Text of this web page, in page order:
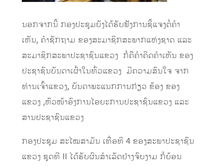
ນອກຈາກນີ້ ກອງປະຊຸມຍັງໄດ້ຮັບຟັງການຊີ້ແຈງຕໍ່ຄໍາ
ເຫັນ, ຄໍາຊັກຖາມ ຂອງສະມາຊິກສະພາກແຫ່ງຊາດ ແລະ
ສະມາຊິກສະພາປະຊາຊົນແຂວງ ກໍ່ຄືຄຳຄິດຄຳເຫັນ ຂອງ
ປະຊາຊົນບັນດາເຜົ່າໃນທົ່ວແຂວງ ມີຄວາມສົນໃຈ ຈາກ
ທ່ານເຈົ້າແຂວງ, ບັນດາພະແນກການກ່ຽວ ຂ້ອງ ຂອງ
ແຂວງ ,ຫົວໜ້າອົງການໄອຍະການປະຊາຊົນແຂວງ ແລະ
ສານປະຊາຊົນແຂວງ
ກອງປະຊຸມ ສະໄໝສາມັນ ເທື່ອທີ 4 ຂອງສະພາປະຊາຊົນ
ແຂວງ ຊຸດທີ II ໄດ້ຮັບຜົນສໍາເລັດຢ່າງຈົບງາມ ກໍ່ຍ້ອນ